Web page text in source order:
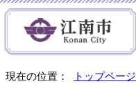
現在の位置： トップページ